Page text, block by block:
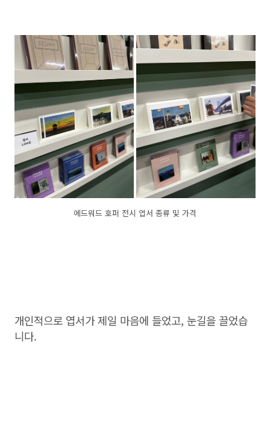
에드워드 호퍼 전시 엽서 종류 및 가격
개인적으로 엽서가 제일 마음에 들었고, 눈길을 끌었습
니다.